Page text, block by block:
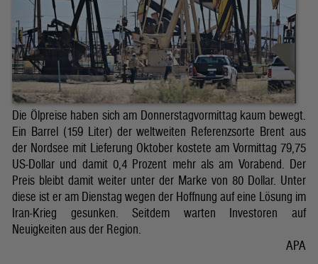
Die Ölpreise haben sich am Donnerstagvormittag kaum bewegt.
Ein Barrel (159 Liter) der weltweiten Referenzsorte Brent aus
der Nordsee mit Lieferung Oktober kostete am Vormittag 79,75
US-Dollar und damit 0,4 Prozent mehr als am Vorabend. Der
Preis bleibt damit weiter unter der Marke von 80 Dollar. Unter
diese ist er am Dienstag wegen der Hoffnung auf eine Lösung im
Iran-Krieg gesunken. Seitdem warten Investoren auf
Neuigkeiten aus der Region.
APA